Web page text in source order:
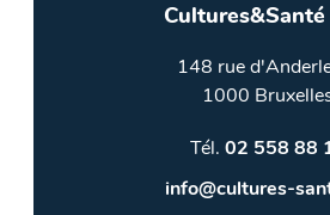
Cultures&Santé
148 rue
1000
Tél. 02 558 88
info@cultures-